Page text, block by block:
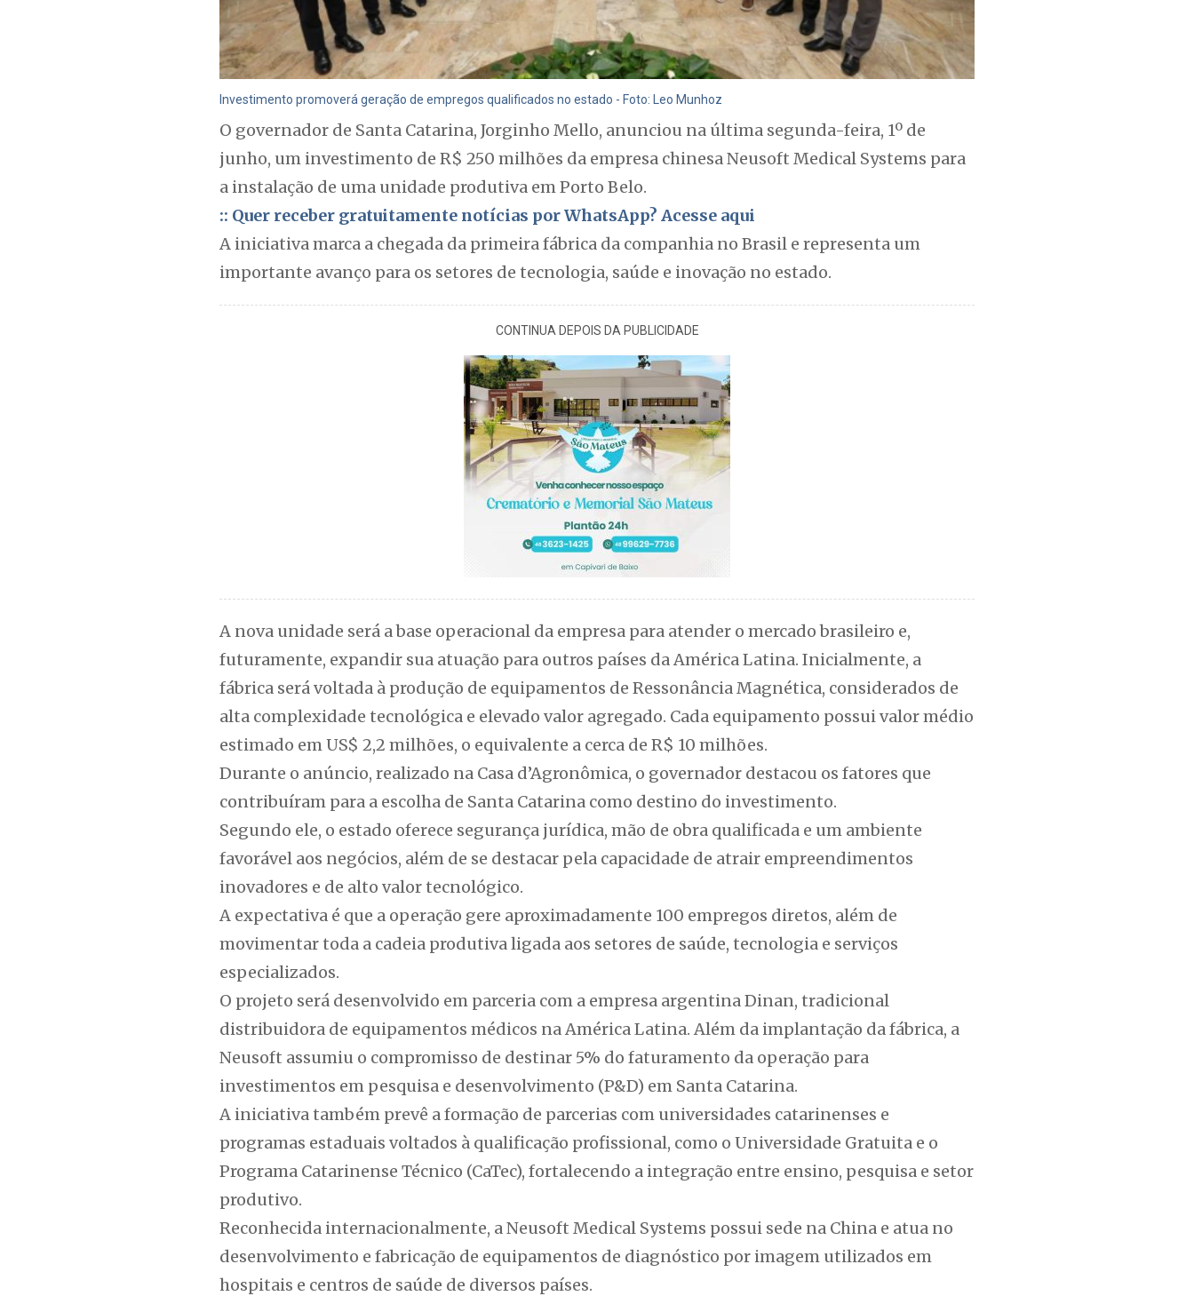
Investimento promoverá geração de empregos qualificados no estado - Foto: Leo Munhoz
O governador de Santa Catarina, Jorginho Mello, anunciou na última segunda-feira, 1º de
junho, um investimento de R$ 250 milhões da empresa chinesa Neusoft Medical Systems para
a instalação de uma unidade produtiva em Porto Belo.
:: Quer receber gratuitamente notícias por WhatsApp? Acesse aqui
A iniciativa marca a chegada da primeira fábrica da companhia no Brasil e representa um
importante avanço para os setores de tecnologia, saúde e inovação no estado.
CONTINUA DEPOIS DA PUBLICIDADE
A nova unidade será a base operacional da empresa para atender o mercado brasileiro e,
futuramente, expandir sua atuação para outros países da América Latina. Inicialmente, a
fábrica será voltada à produção de equipamentos de Ressonância Magnética, considerados de
alta complexidade tecnológica e elevado valor agregado. Cada equipamento possui valor médio
estimado em US$ 2,2 milhões, o equivalente a cerca de R$ 10 milhões.
Durante o anúncio, realizado na Casa d’Agronômica, o governador destacou os fatores que
contribuíram para a escolha de Santa Catarina como destino do investimento.
Segundo ele, o estado oferece segurança jurídica, mão de obra qualificada e um ambiente
favorável aos negócios, além de se destacar pela capacidade de atrair empreendimentos
inovadores e de alto valor tecnológico.
A expectativa é que a operação gere aproximadamente 100 empregos diretos, além de
movimentar toda a cadeia produtiva ligada aos setores de saúde, tecnologia e serviços
especializados.
O projeto será desenvolvido em parceria com a empresa argentina Dinan, tradicional
distribuidora de equipamentos médicos na América Latina. Além da implantação da fábrica, a
Neusoft assumiu o compromisso de destinar 5% do faturamento da operação para
investimentos em pesquisa e desenvolvimento (P&D) em Santa Catarina.
A iniciativa também prevê a formação de parcerias com universidades catarinenses e
programas estaduais voltados à qualificação profissional, como o Universidade Gratuita e o
Programa Catarinense Técnico (CaTec), fortalecendo a integração entre ensino, pesquisa e setor
produtivo.
Reconhecida internacionalmente, a Neusoft Medical Systems possui sede na China e atua no
desenvolvimento e fabricação de equipamentos de diagnóstico por imagem utilizados em
hospitais e centros de saúde de diversos países.